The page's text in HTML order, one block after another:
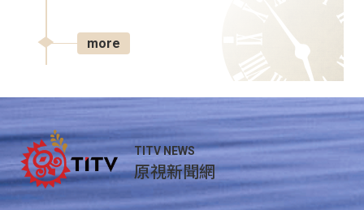
more
TITV NEWS
原視新聞網